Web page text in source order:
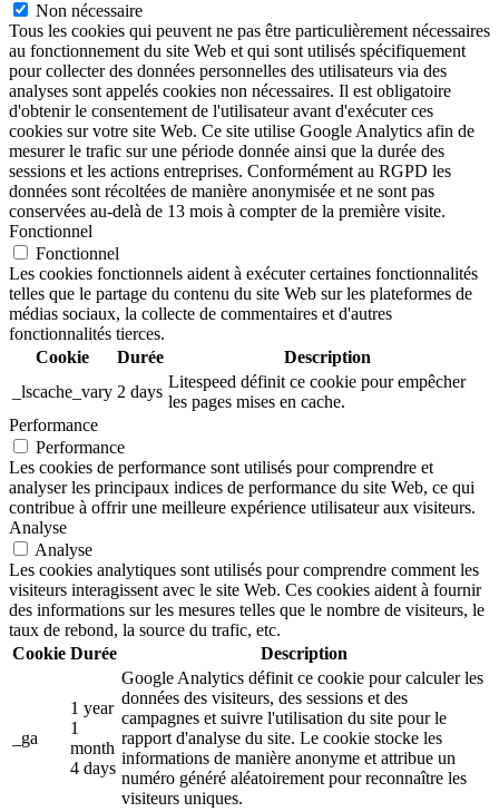
Non nécessaire
Tous les cookies qui peuvent ne pas être particulièrement nécessaires
au fonctionnement du site Web et qui sont utilisés spécifiquement
pour collecter des données personnelles des utilisateurs via des
analyses sont appelés cookies non nécessaires. Il est obligatoire
d'obtenir le consentement de l'utilisateur avant d'exécuter ces
cookies sur votre site Web. Ce site utilise Google Analytics afin de
mesurer le trafic sur une période donnée ainsi que la durée des
sessions et les actions entreprises. Conformément au RGPD les
données sont récoltées de manière anonymisée et ne sont pas
conservées au-delà de 13 mois à compter de la première visite.
Fonctionnel
Fonctionnel
Les cookies fonctionnels aident à exécuter certaines fonctionnalités
telles que le partage du contenu du site Web sur les plateformes de
médias sociaux, la collecte de commentaires et d'autres
fonctionnalités tierces.
Cookie
Durée
Description
_lscache_vary 2 days
Litespeed définit ce cookie pour empêcher
les pages mises en cache.
Performance
Performance
Les cookies de performance sont utilisés pour comprendre et
analyser les principaux indices de performance du site Web, ce qui
contribue à offrir une meilleure expérience utilisateur aux visiteurs.
Analyse
Analyse
Les cookies analytiques sont utilisés pour comprendre comment les
visiteurs interagissent avec le site Web. Ces cookies aident à fournir
des informations sur les mesures telles que le nombre de visiteurs, le
taux de rebond, la source du trafic, etc.
Cookie Durée Description
_ga
1 year
1
month
4 days
Google Analytics définit ce cookie pour calculer les
données des visiteurs, des sessions et des
campagnes et suivre l'utilisation du site pour le
rapport d'analyse du site. Le cookie stocke les
informations de manière anonyme et attribue un
numéro généré aléatoirement pour reconnaître les
visiteurs uniques.